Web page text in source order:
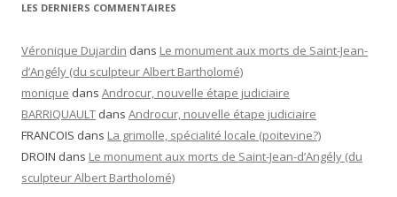
LES DERNIERS COMMENTAIRES
Véronique Dujardin dans Le monument aux morts de Saint-Jean-
d’Angély (du sculpteur Albert Bartholomé)
monique dans Androcur, nouvelle étape judiciaire
BARRIQUAULT dans Androcur, nouvelle étape judiciaire
FRANCOIS dans La grimolle, spécialité locale (poitevine?)
DROIN dans Le monument aux morts de Saint-Jean-d’Angély (du
sculpteur Albert Bartholomé)